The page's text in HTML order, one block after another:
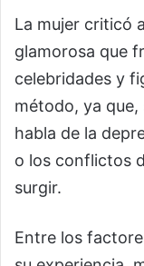
La mujer criticó
glamorosa que
celebridades y
método, ya que,
habla de la
o los conflictos
surgir.
Entre los